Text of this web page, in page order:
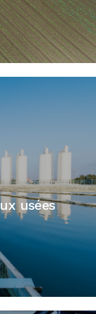
usées